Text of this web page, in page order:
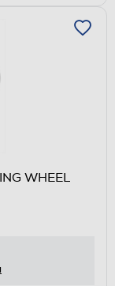
WHEEL